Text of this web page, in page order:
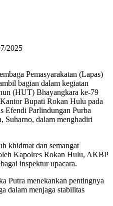
2025
Pemasyarakatan (Lapas)
bagian dalam kegiatan
(HUT) Bhayangkara ke-79
Bupati Rokan Hulu pada
Efendi Parlindungan Purba
Suharno, dalam menghadiri
khidmat dan semangat
Kapolres Rokan Hulu, AKBP
inspektur upacara.
Putra menekankan pentingnya
dalam menjaga stabilitas